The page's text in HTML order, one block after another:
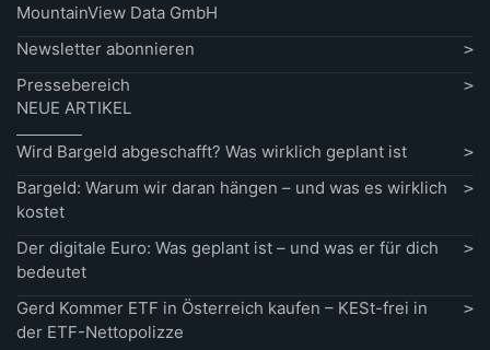
MountainView Data GmbH
Newsletter abonnieren
Pressebereich
NEUE ARTIKEL
Wird Bargeld abgeschafft? Was wirklich geplant ist
Bargeld: Warum wir daran hängen – und was es wirklich
kostet
Der digitale Euro: Was geplant ist – und was er für dich
bedeutet
Gerd Kommer ETF in Österreich kaufen – KESt-frei in
der ETF-Nettopolizze